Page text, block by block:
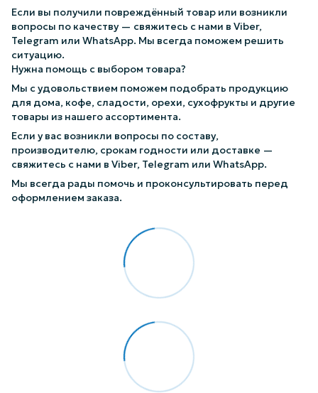
Если вы получили повреждённый товар или возникли
вопросы по качеству — свяжитесь с нами в Viber,
Telegram или WhatsApp. Мы всегда поможем решить
ситуацию.
Нужна помощь с выбором товара?
Мы с удовольствием поможем подобрать продукцию
для дома, кофе, сладости, орехи, сухофрукты и другие
товары из нашего ассортимента.
Если у вас возникли вопросы по составу,
производителю, срокам годности или доставке —
свяжитесь с нами в Viber, Telegram или WhatsApp.
Мы всегда рады помочь и проконсультировать перед
оформлением заказа.